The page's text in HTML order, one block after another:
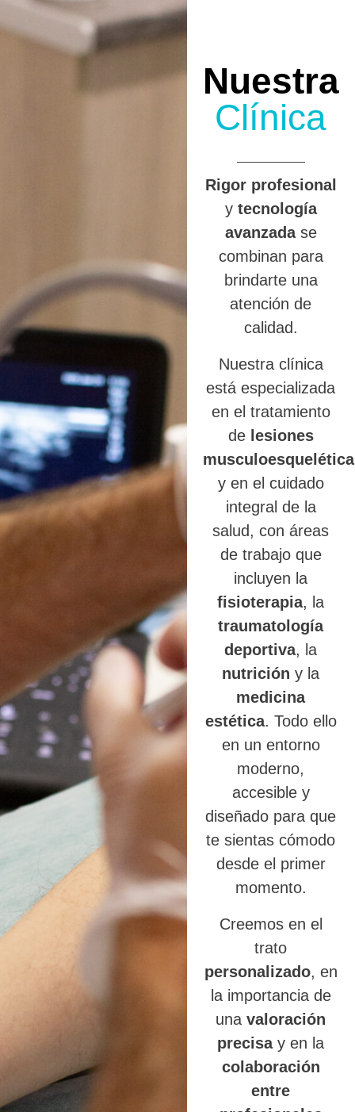
Nuestra
Clínica
Rigor profesional
y tecnología
avanzadase
combinan para
brindarte una
atención de
calidad.
Nuestra clínica
está especializada
en el tratamiento
de lesiones
y en el cuidado
integral de la
salud, con áreas
de trabajo que
incluyen la
fisioterapia, la
traumatología
deportiva, la
nutrición y la
medicina
estética. Todo ello
en un entorno
moderno,
accesible y
diseñado para que
te sientas cómodo
desde el primer
momento.
Creemos en el
trato
personalizado, en
la importancia de
unavaloración
precisay en la
colaboración
entre